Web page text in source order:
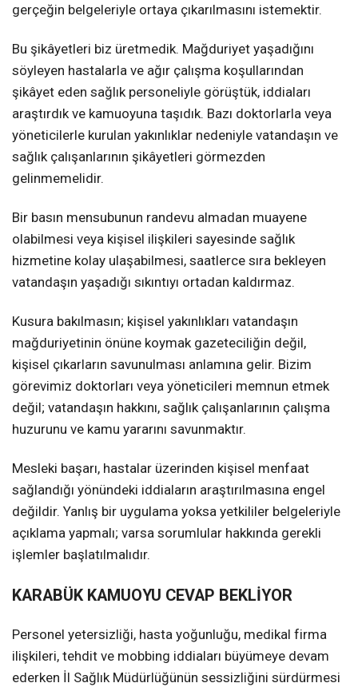
gerçeğin belgeleriyle ortaya çıkarılmasını istemektir.
Bu şikâyetleri biz üretmedik. Mağduriyet yaşadığını
söyleyen hastalarla ve ağır çalışma koşullarından
şikâyet eden sağlık personeliyle görüştük, iddiaları
araştırdık ve kamuoyuna taşıdık. Bazı doktorlarla veya
yöneticilerle kurulan yakınlıklar nedeniyle vatandaşın ve
sağlık çalışanlarının şikâyetleri görmezden
gelinmemelidir.
Bir basın mensubunun randevu almadan muayene
olabilmesi veya kişisel ilişkileri sayesinde sağlık
hizmetine kolay ulaşabilmesi, saatlerce sıra bekleyen
vatandaşın yaşadığı sıkıntıyı ortadan kaldırmaz.
Kusura bakılmasın; kişisel yakınlıkları vatandaşın
mağduriyetinin önüne koymak gazeteciliğin değil,
kişisel çıkarların savunulması anlamına gelir. Bizim
görevimiz doktorları veya yöneticileri memnun etmek
değil; vatandaşın hakkını, sağlık çalışanlarının çalışma
huzurunu ve kamu yararını savunmaktır.
Mesleki başarı, hastalar üzerinden kişisel menfaat
sağlandığı yönündeki iddiaların araştırılmasına engel
değildir. Yanlış bir uygulama yoksa yetkililer belgeleriyle
açıklama yapmalı; varsa sorumlular hakkında gerekli
işlemler başlatılmalıdır.
KARABÜK KAMUOYU CEVAP BEKLİYOR
Personel yetersizliği, hasta yoğunluğu, medikal firma
ilişkileri, tehdit ve mobbing iddiaları büyümeye devam
ederken İl Sağlık Müdürlüğünün sessizliğini sürdürmesi